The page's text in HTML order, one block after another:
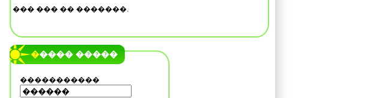
��� ��� �� �������.
����� �����
�����������